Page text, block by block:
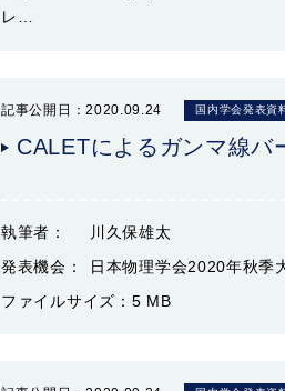
レ…
記事公開日：2020.09.24 国内学会発表資
CALETによるガンマ線バ
執筆者：
川久保雄太
発表機会：
日本物理学会2020年秋季
ファイルサイズ： 5 MB